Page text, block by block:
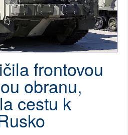
frontovou
obranu,
cestu k